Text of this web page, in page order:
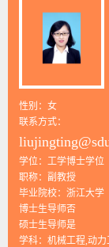
性别：女
联系方式：
学位：工学博士学位
职称：副教授
毕业院校：浙江大学
博士生导师否
硕士生导师是
学科：机械工程,动